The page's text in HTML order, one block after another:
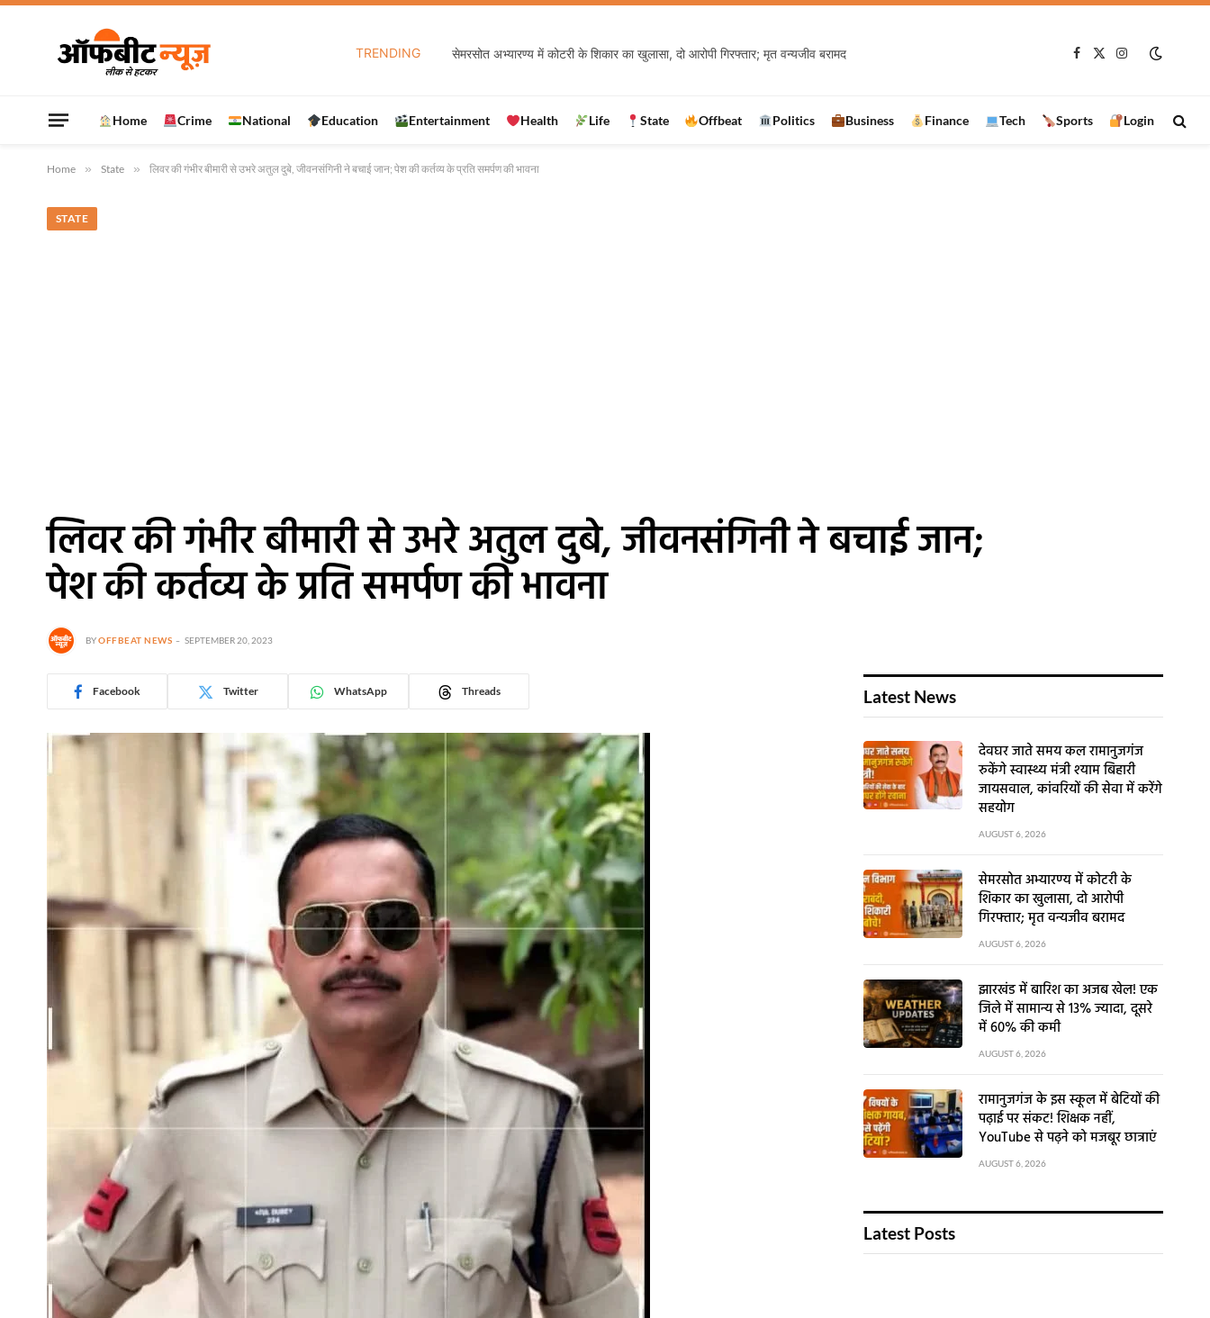
TRENDING सेमरसोत अभ्यारण्य में कोटरी के शिकार का खुलासा, दो आरोपी गिरफ्तार; मृत वन्यजीव बरामद
Facebook
X
Instagram
Home Crime National Education Entertainment Health Life State Offbeat Politics Business Finance Tech Sports Login
Home » State » लिवर की गंभीर बीमारी से उभरे अतुल दुबे, जीवनसंगिनी ने बचाई जान; पेश की कर्तव्य के प्रति समर्पण की भावना
STATE
लिवर की गंभीर बीमारी से उभरे अतुल दुबे, जीवनसंगिनी ने बचाई जान;
पेश की कर्तव्य के प्रति समर्पण की भावना
BYOFFBEAT NEWS SEPTEMBER 20, 2023
Facebook Twitter WhatsApp Threads Latest News
देवघर जाते समय कल रामानुजगंज
रुकेंगे स्वास्थ्य मंत्री श्याम बिहारी
जायसवाल, कांवरियों की सेवा में करेंगे
सहयोग
AUGUST 6, 2026
सेमरसोत अभ्यारण्य में कोटरी के
शिकार का खुलासा, दो आरोपी
गिरफ्तार; मृत वन्यजीव बरामद
AUGUST 6, 2026
झारखंड में बारिश का अजब खेल! एक
जिले में सामान्य से 13% ज्यादा, दूसरे
में 60% की कमी
AUGUST 6, 2026
रामानुजगंज के इस स्कूल में बेटियों की
पढ़ाई पर संकट! शिक्षक नहीं,
YouTube से पढ़ने को मजबूर छात्राएं
AUGUST 6, 2026
Latest Posts